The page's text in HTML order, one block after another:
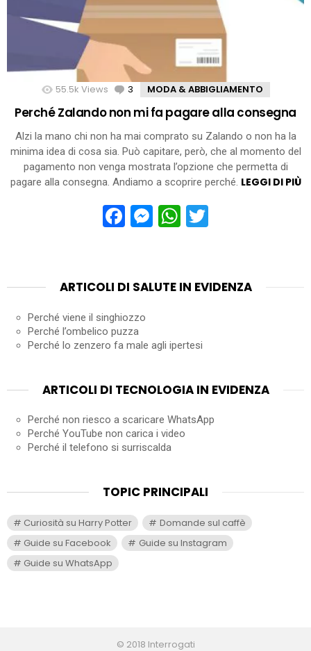
55.5k Views 3 Comments
MODA & ABBIGLIAMENTO
Perché Zalando non mi fa pagare alla consegna
Alzi la mano chi non ha mai comprato su Zalando o non ha la
minima idea di cosa sia. Può capitare, però, che al momento del
pagamento non venga mostrata l’opzione che permetta di
pagare alla consegna. Andiamo a scoprire perché. LEGGI DI PIÙ
Facebook
Messenger
WhatsApp
ARTICOLI DI SALUTE IN EVIDENZA
Perché viene il singhiozzo
Perché l’ombelico puzza
Perché lo zenzero fa male agli ipertesi
ARTICOLI DI TECNOLOGIA IN EVIDENZA
Perché non riesco a scaricare WhatsApp
Perché YouTube non carica i video
Perché il telefono si surriscalda
TOPIC PRINCIPALI
Curiosità su Harry Potter
Domande sul caffè
Guide su Facebook
Guide su Instagram
Guide su WhatsApp
© 2018 Interrogati